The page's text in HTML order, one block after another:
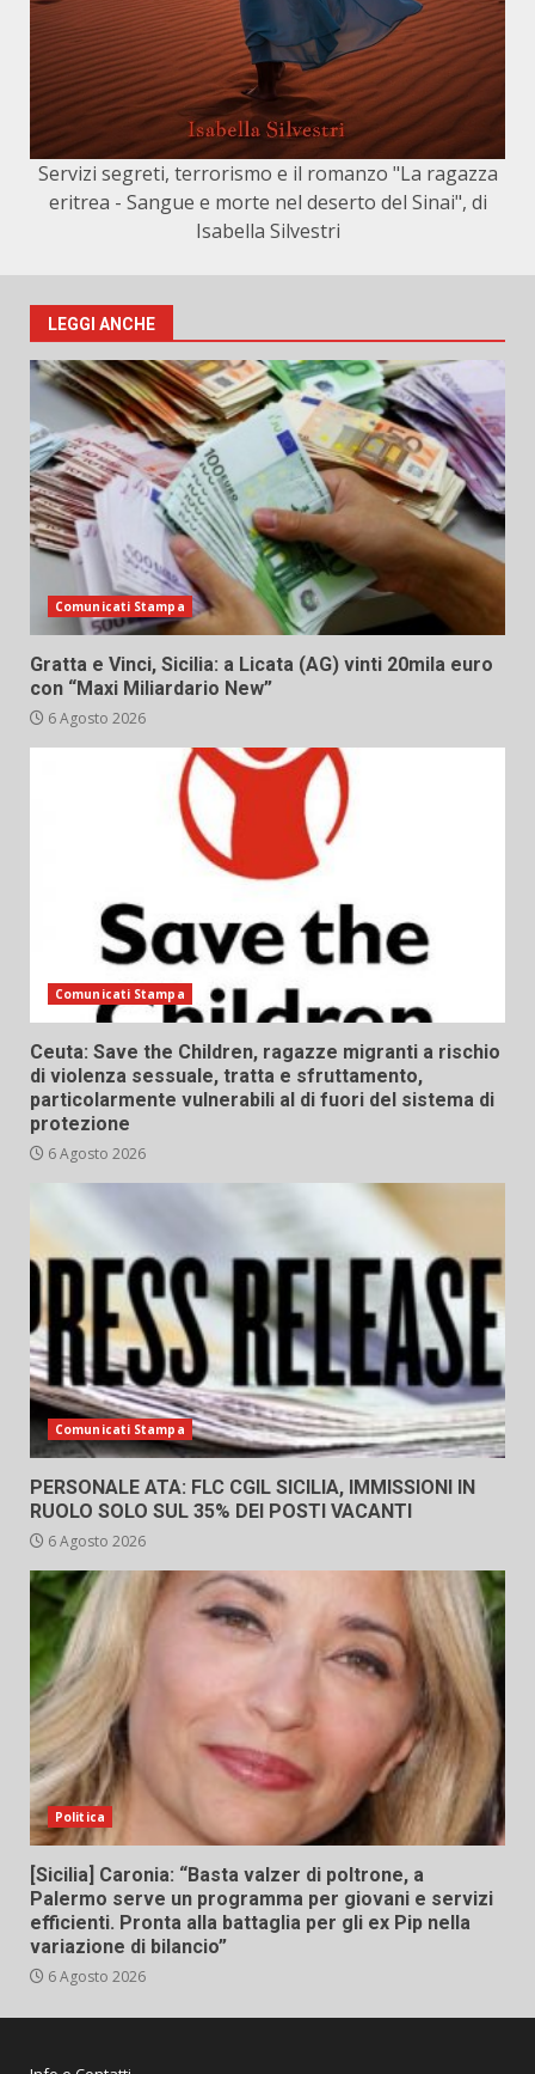
Servizi segreti, terrorismo e il romanzo "La ragazza
eritrea - Sangue e morte nel deserto del Sinai", di
Isabella Silvestri
LEGGI ANCHE
Comunicati Stampa
Gratta e Vinci, Sicilia: a Licata (AG) vinti 20mila euro
con “Maxi Miliardario New”
6 Agosto 2026
Comunicati Stampa
Ceuta: Save the Children, ragazze migranti a rischio
di violenza sessuale, tratta e sfruttamento,
particolarmente vulnerabili al di fuori del sistema di
protezione
6 Agosto 2026
Comunicati Stampa
PERSONALE ATA: FLC CGIL SICILIA, IMMISSIONI IN
RUOLO SOLO SUL 35% DEI POSTI VACANTI
6 Agosto 2026
Politica
[Sicilia] Caronia: “Basta valzer di poltrone, a
Palermo serve un programma per giovani e servizi
efficienti. Pronta alla battaglia per gli ex Pip nella
variazione di bilancio”
6 Agosto 2026